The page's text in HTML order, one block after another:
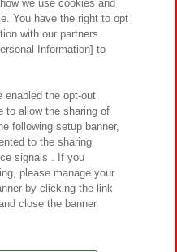
ィ サイトポリシー
クセシビリティ方針と検証結果
よくあるご質問・お問い合わせ
Inc.
Lab Inc.
we use cookies and
You have the right to opt
with our partners.
Information] to
enabled the opt-out
to allow the sharing of
following setup banner,
to the sharing
signals . If you
please manage your
by clicking the link
close the banner.